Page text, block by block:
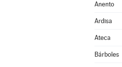
Anento
Ardisa
Ateca
Bárboles